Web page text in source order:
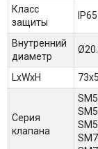
Класс
защиты
IP65
Внутренний
диаметр
LxWxH
Серия
клапана